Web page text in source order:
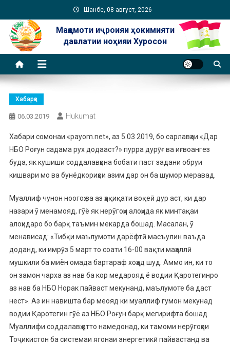
to
content
Шанбе, 08 август, 2026
Мақомоти иҷроияи ҳокимияти
давлатии ноҳияи Хуросон
Хабарҳо
06.03.2019 Hukumat
Хабари сомонаи «payom.net», аз 5.03 2019, бо сарлавҳаи «Дар
НБО Роғун садама рух додааст?» пурра дурӯғ ва иғвоангез
буда, як кушиши соддалавҳона бобати паст задани обруи
кишвари мо ва бунёдкориҳои азим дар он ба шумор меравад.
Муаллиф чунон ноогоҳ ва аз ҳақиқати воқеӣ дур аст, ки дар
назари ӯ менамояд, гӯё як нерӯгоҳи алоҳида як минтақаи
алоҳидаро бо барқ таъмин мекарда бошад. Масалан, ӯ
менависад: «Тибқи маълумоти дарёфтӣ масъулин ваъда
доданд, ки имрӯз 5 март то соати 16-00 вақти маҳаллӣ
мушкили ба миён омада бартараф хоҳад шуд. Аммо ин, ки то
он замон чарха аз нав ба кор медарояд ё водии Қаротегинро
аз нав ба НБО Норак пайваст мекунанд, маълумоте ба даст
нест». Аз ин навишта бар меояд ки муаллиф гумон мекунад
водии Қаротегин гӯё аз НБО Роғун барқ мегирифта бошад.
Муаллифи соддалавҳ ҳатто намедонад, ки тамоми нерӯгоҳҳои
Тоҷикистон ба системаи ягонаи энергетикӣ пайвастанд ва